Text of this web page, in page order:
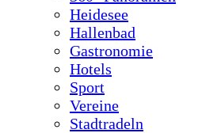
Heidesee
Hallenbad
Gastronomie
Hotels
Sport
Vereine
Stadtradeln